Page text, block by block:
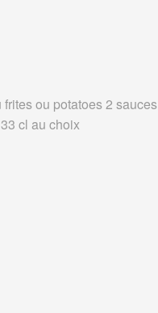
ou potatoes 2 sauces
cl au choix